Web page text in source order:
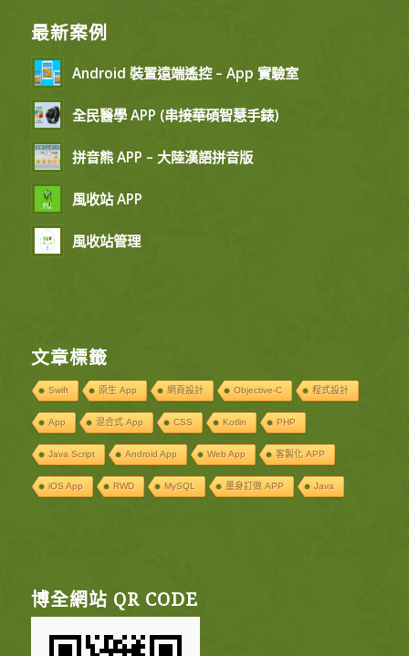
最新案例
Android 裝置遠端遙控 – App 實驗室
全民醫學 APP (串接華碩智慧手錶)
拼音熊 APP – 大陸漢語拼音版
風收站 APP
風收站管理
文章標籤
Swift 原生 App 網頁設計 Objective-C 程式設計
App 混合式 App CSS Kotlin PHP
Java Script Android App Web App 客製化 APP
iOS App RWD MySQL 量身訂做 APP Java
博全網站 QR CODE